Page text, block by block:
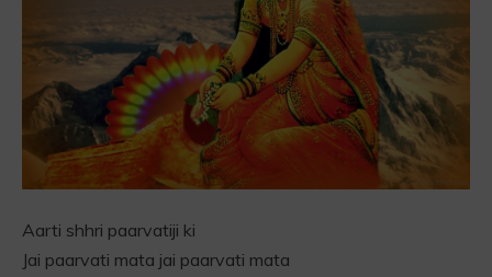
Aarti shhri paarvatiji ki
Jai paarvati mata jai paarvati mata